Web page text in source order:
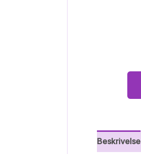
Beskrivelse